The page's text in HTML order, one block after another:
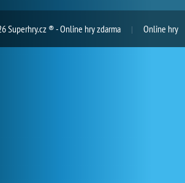
Superhry.cz ® - Online hry zdarma Online hry